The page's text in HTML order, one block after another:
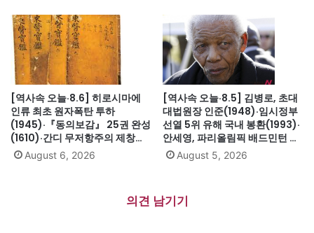
게이트로 사상 첫 대통령 사임
(1974)
(1588)·美 화성탐사로봇 큐리오
시티 화성 착륙(2012)·日, 화이
트리스트에서 한국 제외(2019)
[역사속 오늘·8.6] 히로시마에
인류 최초 원자폭탄 투하
(1945)·『동의보감』 25권 완성
(1610)·간디 무저항주의 제창
(1931)·대전엑스포 개막(1993)·
자메이카, 영국에서 독립(1962)
August 6, 2026
[역사속 오늘·8.5] 김병로, 초대
대법원장 인준(1948)·임시정부
선열 5위 유해 국내 봉환(1993)·
안세영, 파리올림픽 배드민턴 여
자단식 금메달(2024)·하시나 방
글라데시 총리 인도 망명
라 체포, 27년 옥고의 시작
August 5, 2026
의견 남기기